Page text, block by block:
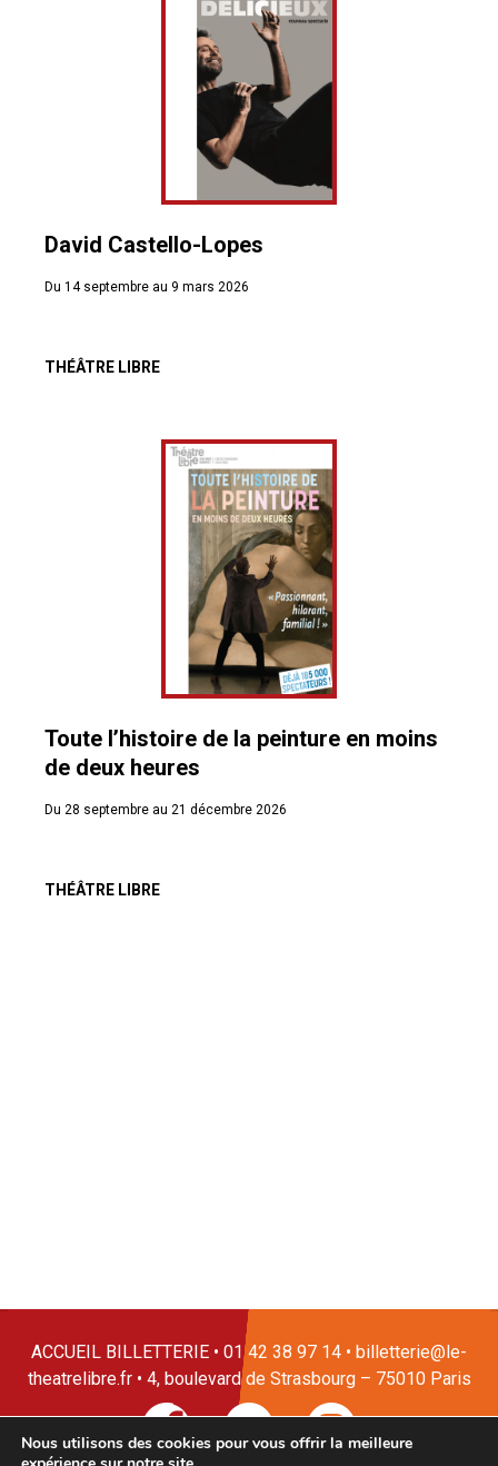
David Castello-Lopes
Du 14 septembre au 9 mars 2026
THÉÂTRE LIBRE
Toute l’histoire de la peinture en moins
de deux heures
Du 28 septembre au 21 décembre 2026
THÉÂTRE LIBRE
ACCUEIL BILLETTERIE • 01 42 38 97 14 • billetterie@le-
theatrelibre.fr • 4, boulevard de Strasbourg – 75010 Paris
Nous utilisons des cookies pour vous offrir la meilleure